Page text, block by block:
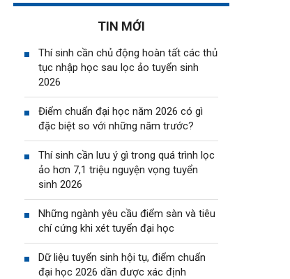
TIN MỚI
Thí sinh cần chủ động hoàn tất các thủ
tục nhập học sau lọc ảo tuyển sinh
2026
Điểm chuẩn đại học năm 2026 có gì
đặc biệt so với những năm trước?
Thí sinh cần lưu ý gì trong quá trình lọc
ảo hơn 7,1 triệu nguyện vọng tuyển
sinh 2026
Những ngành yêu cầu điểm sàn và tiêu
chí cứng khi xét tuyển đại học
Dữ liệu tuyển sinh hội tụ, điểm chuẩn
đại học 2026 dần được xác định